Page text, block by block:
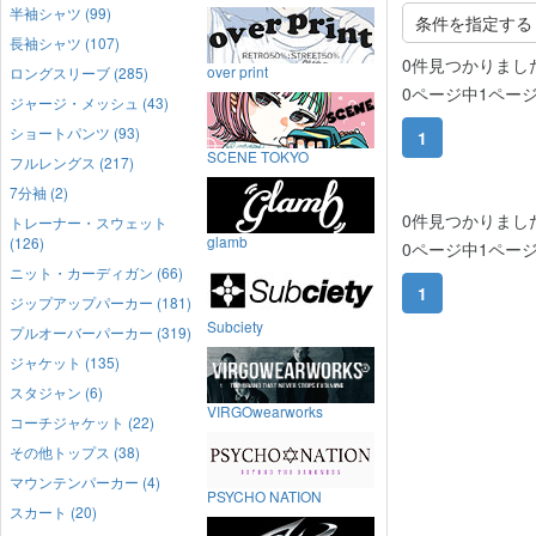
条件を指定する
0件見つかりまし
0ページ中1ペー
1
0件見つかりまし
0ページ中1ペー
1
半袖シャツ (99)
長袖シャツ (107)
ロングスリーブ (285)
ジャージ・メッシュ (43)
ショートパンツ (93)
フルレングス (217)
7分袖 (2)
トレーナー・スウェット
(126)
ニット・カーディガン (66)
ジップアップパーカー (181)
プルオーバーパーカー (319)
ジャケット (135)
スタジャン (6)
コーチジャケット (22)
その他トップス (38)
マウンテンパーカー (4)
スカート (20)
over print
SCENE TOKYO
glamb
Subciety
VIRGOwearworks
PSYCHO NATION